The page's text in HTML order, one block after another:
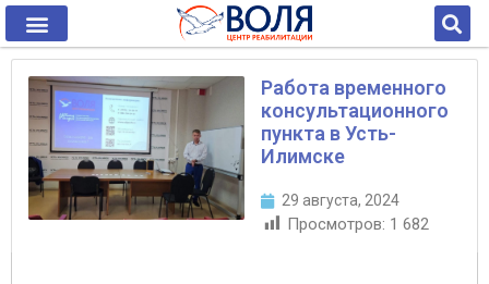
Работа временного
консультационного
пункта в Усть-
Илимске
29 августа, 2024
Просмотров: 1 682